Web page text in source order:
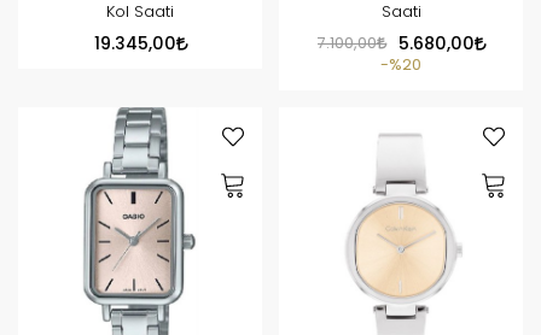
Kol Saati
19.345,00
Saati
7.100,00
5.680,00
%20